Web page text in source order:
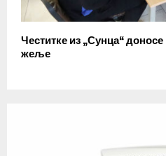
Честитке из „Сунца“
жеље